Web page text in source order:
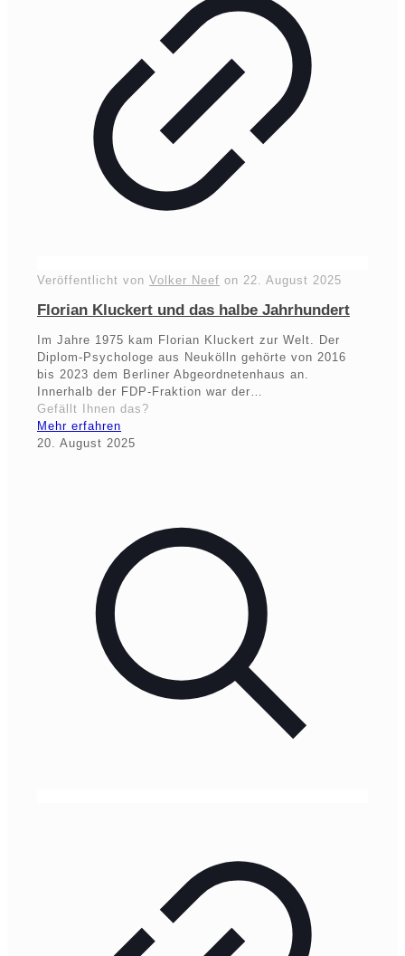
Veröffentlicht von Volker Neef on 22. August 2025
Florian Kluckert und das halbe Jahrhundert
Im Jahre 1975 kam Florian Kluckert zur Welt. Der
Diplom-Psychologe aus Neukölln gehörte von 2016
bis 2023 dem Berliner Abgeordnetenhaus an.
Innerhalb der FDP-Fraktion war der…
Gefällt Ihnen das?
Mehr erfahren
20. August 2025